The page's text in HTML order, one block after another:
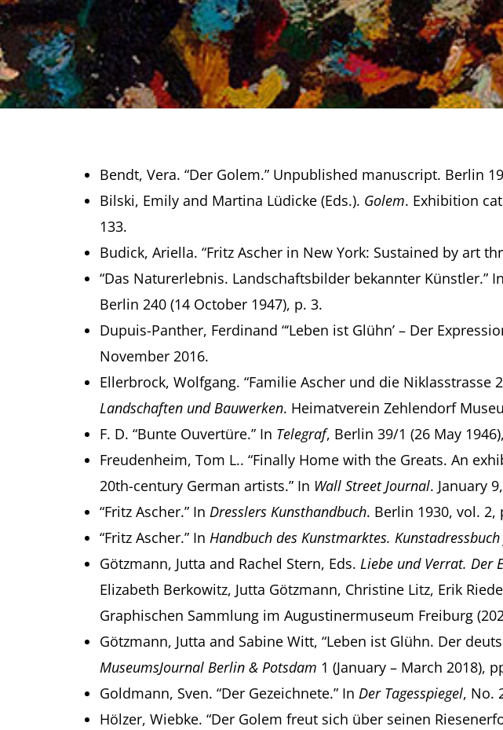
Bendt, Vera. “Der Golem.” Unpublished manuscript. Berlin
Bilski, Emily and Martina Lüdicke (Eds.). Golem. Exhibition
133.
Budick, Ariella. “Fritz Ascher in New York: Sustained by art
“Das Naturerlebnis. Landschaftsbilder bekannter Künstler.” In
Berlin 240 (14 October 1947), p. 3.
Dupuis-Panther, Ferdinand “‘Leben ist Glühn’ – Der
November 2016.
Ellerbrock, Wolfgang. “Familie Ascher und die Niklasstrasse
Landschaften und Bauwerken. Heimatverein Zehlendorf
F. D. “Bunte Ouvertüre.” In Telegraf, Berlin 39/1 (26 May
Freudenheim, Tom L.. “Finally Home with the Greats. An
20th-century German artists.” In Wall Street Journal. January
“Fritz Ascher.” In Dresslers Kunsthandbuch. Berlin 1930, vol. 2,
“Fritz Ascher.” In Handbuch des Kunstmarktes.
Götzmann, Jutta and Rachel Stern, Eds. Liebe und Verrat. Der
Elizabeth Berkowitz, Jutta Götzmann, Christine Litz, Erik
Graphischen Sammlung im Augustinermuseum Freiburg
Götzmann, Jutta and Sabine Witt, “Leben ist Glühn. Der
MuseumsJournal Berlin & Potsdam 1 (January – March 2018),
Goldmann, Sven. “Der Gezeichnete.” In Der Tagesspiegel, No.
Hölzer, Wiebke. “Der Golem freut sich über seinen